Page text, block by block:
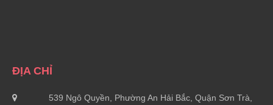
ĐỊA CHỈ
539 Ngô Quyền, Phường An Hải Bắc, Quận Sơn Trà,